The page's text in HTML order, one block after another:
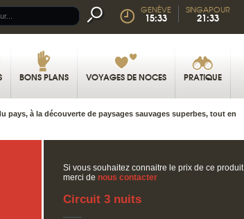
GENÈVE
15:33
SINGAPOUR
21:33
BONS PLANS VOYAGES DE NOCES PRATIQUE
à la découverte de paysages sauvages superbes, tout en
Si vous souhaitez connaitre le prix de ce produit
merci de nous contacter
Circuit 3 nuits